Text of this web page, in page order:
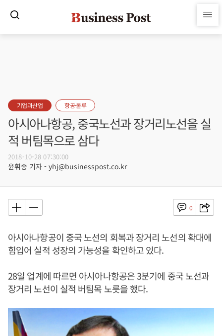
기업과산업 항공·물류
아시아나항공, 중국노선과 장거리노선을 실
적 버팀목으로 삼다
2018-10-28 07:30:00
윤휘종 기자 - yhj@businesspost.co.kr
0
아시아나항공이 중국 노선의 회복과 장거리 노선의 확대에
힘입어 실적 성장의 가능성을 확인하고 있다.
28일 업계에 따르면 아시아나항공은 3분기에 중국 노선과
장거리 노선이 실적 버팀목 노릇을 했다.